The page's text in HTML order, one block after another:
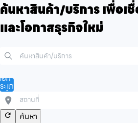
ค้นหาสินค้า/บริการ เพื่อเ
และโอกาสธุรกิจใหม่
อก
เภท
ค้า/
าร
ค้นหา